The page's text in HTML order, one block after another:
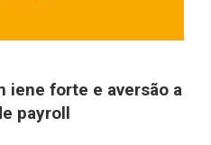
iene forte e aversão a
payroll